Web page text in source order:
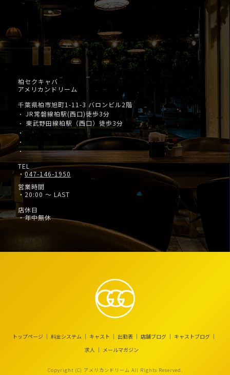
柏セクキャバ
アメリカンドリーム
千葉県柏市旭町1-11-3 バロンビル2階
・ JR常磐線柏駅(西口)徒歩3分
・ 東武野田線柏駅（西口）徒歩3分
・
・
・
TEL
・047-146-1950
営業時間
・20:00 ～ LAST
店休日
・年中無休
トップページ 料金システム キャスト 出勤表 店舗ブログ
キャストブログ
求人
メールマガジン
Copyright (C) アメリカンドリーム All Rights Reserved.